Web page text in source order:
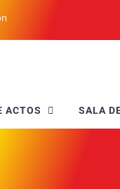
ACTOS SALA